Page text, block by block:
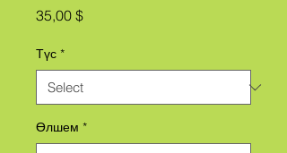
35,00 $Price
Түс *
Өлшем *